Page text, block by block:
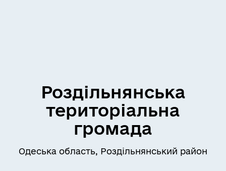
Роздільнянська
територіальна
громада
Одеська область, Роздільнянський район